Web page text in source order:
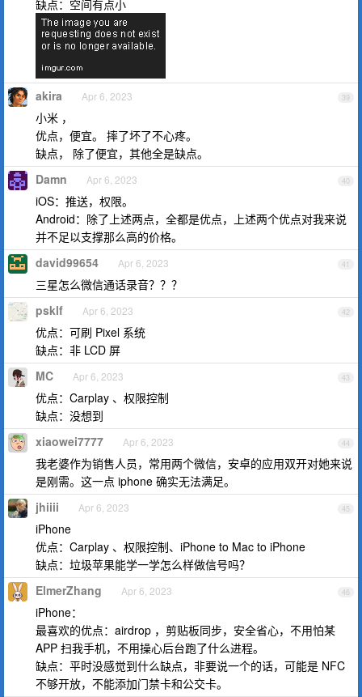
缺点：空间有点小
39
akira Apr 6, 2023
小米 ，
优点，便宜。 摔了坏了不心疼。
缺点， 除了便宜，其他全是缺点。
40
Damn Apr 6, 2023
iOS：推送，权限。
Android：除了上述两点，全都是优点，上述两个优点对我来说
并不足以支撑那么高的价格。
41
david99654 Apr 6, 2023
三星怎么微信通话录音？？？
42
psklf Apr 6, 2023
优点：可刷 Pixel 系统
缺点：非 LCD 屏
43
MC Apr 6, 2023
优点：Carplay 、权限控制
缺点：没想到
44
xiaowei7777 Apr 6, 2023
我老婆作为销售人员，常用两个微信，安卓的应用双开对她来说
是刚需。这一点 iphone 确实无法满足。
45
jhiiii Apr 6, 2023
iPhone
优点：Carplay 、权限控制、iPhone to Mac to iPhone
缺点：垃圾苹果能学一学怎么样做信号吗？
46
ElmerZhang Apr 6, 2023
iPhone：
最喜欢的优点：airdrop ，剪贴板同步，安全省心，不用怕某
APP 扫我手机，不用操心后台跑了什么进程。
缺点：平时没感觉到什么缺点，非要说一个的话，可能是 NFC
不够开放，不能添加门禁卡和公交卡。